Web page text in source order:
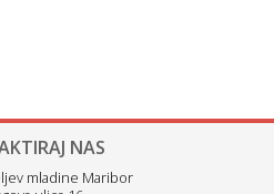
NAS
mladine Maribor